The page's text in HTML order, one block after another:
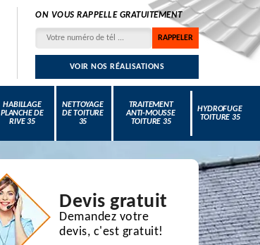
ON VOUS RAPPELLE GRATUITEMENT
VOIR NOS RÉALISATIONS
HABILLAGE
PLANCHE DE
RIVE 35
NETTOYAGE
DE TOITURE
35
TRAITEMENT
ANTI-MOUSSE
TOITURE 35
HYDROFUGE
TOITURE 35
Devis gratuit
Demandez votre
devis, c'est gratuit!